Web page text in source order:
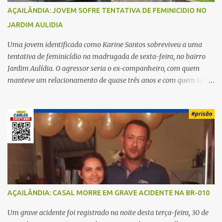
AÇAILÂNDIA: JOVEM SOFRE TENTATIVA DE FEMINICIDIO NO
JARDIM AULIDIA
Uma jovem identificada como Karine Santos sobreviveu a uma
tentativa de feminicídio na madrugada de sexta-feira, no bairro
Jardim Aulídia. O agressor seria o ex-companheiro, com quem
manteve um relacionamento de quase três anos e com quem tem
ela deixou claro que não queria. Naquela noite, a vítima recebeu o
convite de um amigo para ir a uma festa. Ao chegar ao local,
percebeu que o ex também estava presente, mas permaneceu
tranquila durante todo o evento. O ataque aconteceu quando
Karine retornava para casa, por volta das 5h40 da manhã.
“Quando cheguei, ele estava escondido. Assim que me viu, entrou
no carro e começou a me atacar com uma faca, atingindo também
o rapaz que estava comigo”, relatou. Após a agressão, Karine
recebeu atendimento médico e passa bem, estando fora de perigo.
AÇAILÂNDIA: CASAL MORRE EM GRAVE ACIDENTE NA BR-010
Um grave acidente foi registrado na noite desta terça-feira, 30 de